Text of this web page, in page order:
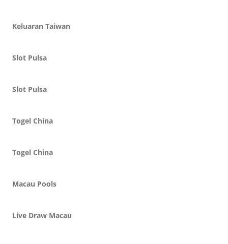
Keluaran Taiwan
Slot Pulsa
Slot Pulsa
Togel China
Togel China
Macau Pools
Live Draw Macau